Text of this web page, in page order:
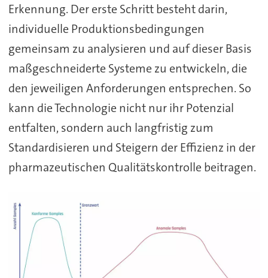
Erkennung. Der erste Schritt besteht darin,
individuelle Produktionsbedingungen
gemeinsam zu analysieren und auf dieser Basis
maßgeschneiderte Systeme zu entwickeln, die
den jeweiligen Anforderungen entsprechen. So
kann die Technologie nicht nur ihr Potenzial
entfalten, sondern auch langfristig zum
Standardisieren und Steigern der Effizienz in der
pharmazeutischen Qualitätskontrolle beitragen.